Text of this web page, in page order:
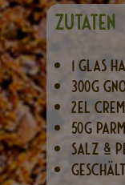
ZUTATEN
1 Glas
300 g
2 EL
50 g
Salz &